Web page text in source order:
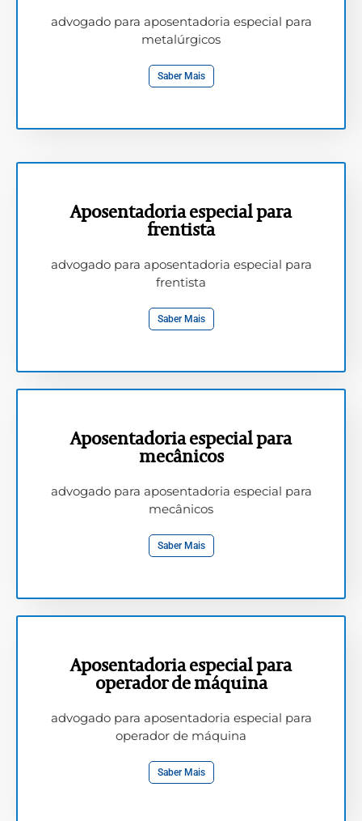
advogado para aposentadoria especial para
metalúrgicos
Saber Mais
Aposentadoria especial para
frentista
advogado para aposentadoria especial para
frentista
Saber Mais
Aposentadoria especial para
mecânicos
advogado para aposentadoria especial para
mecânicos
Saber Mais
Aposentadoria especial para
operador de máquina
advogado para aposentadoria especial para
operador de máquina
Saber Mais